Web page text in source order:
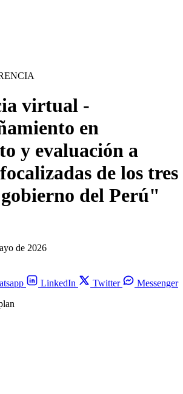
virtual -
en
y evaluación a
de los tres
del Perú"
de 2026
LinkedIn Twitter
Messenger